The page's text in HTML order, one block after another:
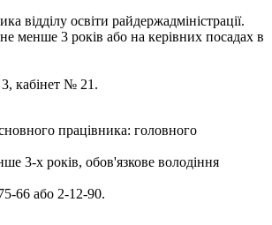
відділу освіти райдержадміністрації.
менше 3 років або на керівних посадах в
3, кабінет № 21.
працівника: головного
3-х років, обов'язкове володіння
66 або 2-12-90.